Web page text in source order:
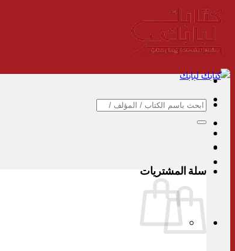
تخطي
للمحتوى
سلة المشتريات
البحث
عن: